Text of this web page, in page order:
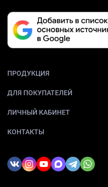
ПРОДУКЦИЯ
ДЛЯ ПОКУПАТЕЛЕЙ
ЛИЧНЫЙ КАБИНЕТ
КОНТАКТЫ